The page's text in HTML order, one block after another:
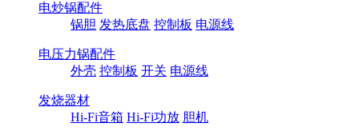
电炒锅配件
锅胆 发热底盘 控制板 电源线
电压力锅配件
外壳 控制板 开关 电源线
发烧器材
Hi-Fi音箱 Hi-Fi功放 胆机